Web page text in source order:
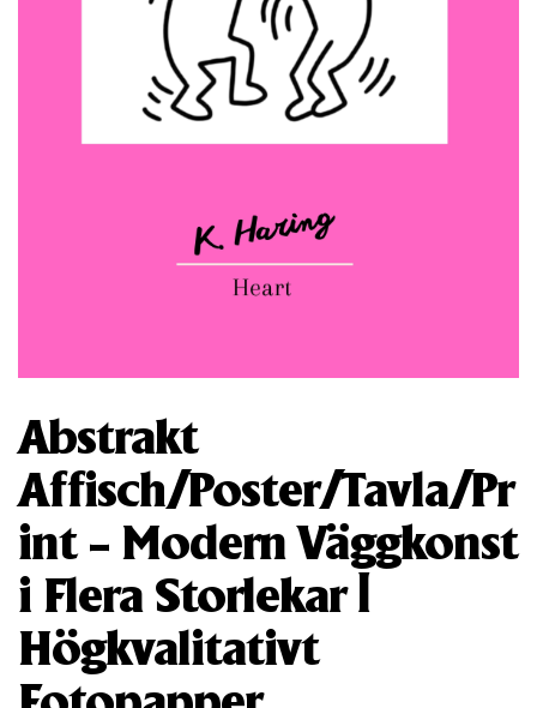
Abstrakt
Affisch/Poster/Tavla/Pr
int – Modern Väggkonst
i Flera Storlekar |
Högkvalitativt